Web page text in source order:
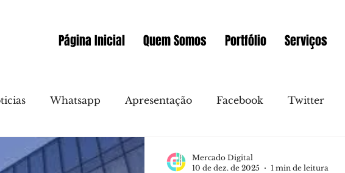
Página Inicial Quem Somos Portfólio Serviços
Whatsapp Apresentação Facebook Twitter
allo Video Novidades
Mercado Digital
10 de dez. de 2025
1 min de leitura